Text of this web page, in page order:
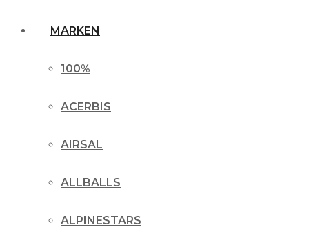
MARKEN
100%
ACERBIS
AIRSAL
ALLBALLS
ALPINESTARS